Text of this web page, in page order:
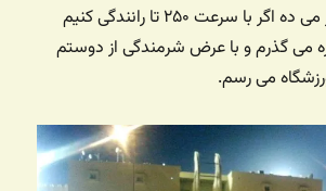
از تابلویی که اخطار می ده اگر با سرعت ۲۵۰ تا رانندگی کنیم
می گذرم و با عرض شرمندگی از دوستم
می رسم.